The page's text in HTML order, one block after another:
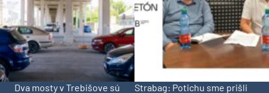
Dva mosty v Trebišove sú
Strabag: Potichu sme prišli